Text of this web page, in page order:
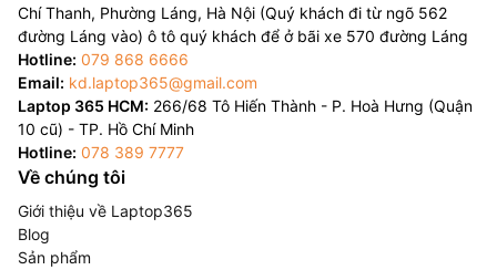
Chí Thanh, Phường Láng, Hà Nội (Quý khách đi từ ngõ 562
đường Láng vào) ô tô quý khách để ở bãi xe 570 đường Láng
Hotline: 079 868 6666
Email: kd.laptop365@gmail.com
Laptop 365 HCM: 266/68 Tô Hiến Thành - P. Hoà Hưng (Quận
10 cũ) - TP. Hồ Chí Minh
Hotline: 078 389 7777
Về chúng tôi
Giới thiệu về Laptop365
Blog
Sản phẩm